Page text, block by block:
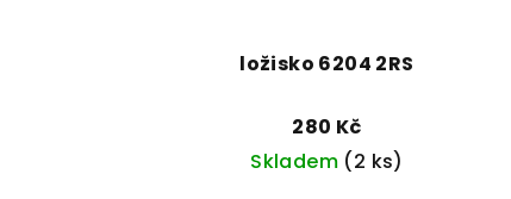
ložisko 6204 2RS
280 Kč
Skladem (2 ks)